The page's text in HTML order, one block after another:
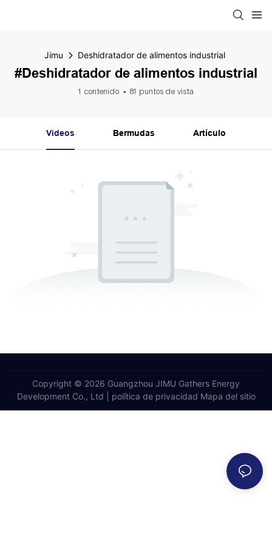
Jimu Deshidratador de alimentos industrial
#Deshidratador de alimentos industrial
1 contenido 81 puntos de vista
Videos Bermudas Artículo
Copyright © 2026 Guangzhou JIMU Gathers Energy
Development Co., Ltd |
política de privacidad Mapa del sitio